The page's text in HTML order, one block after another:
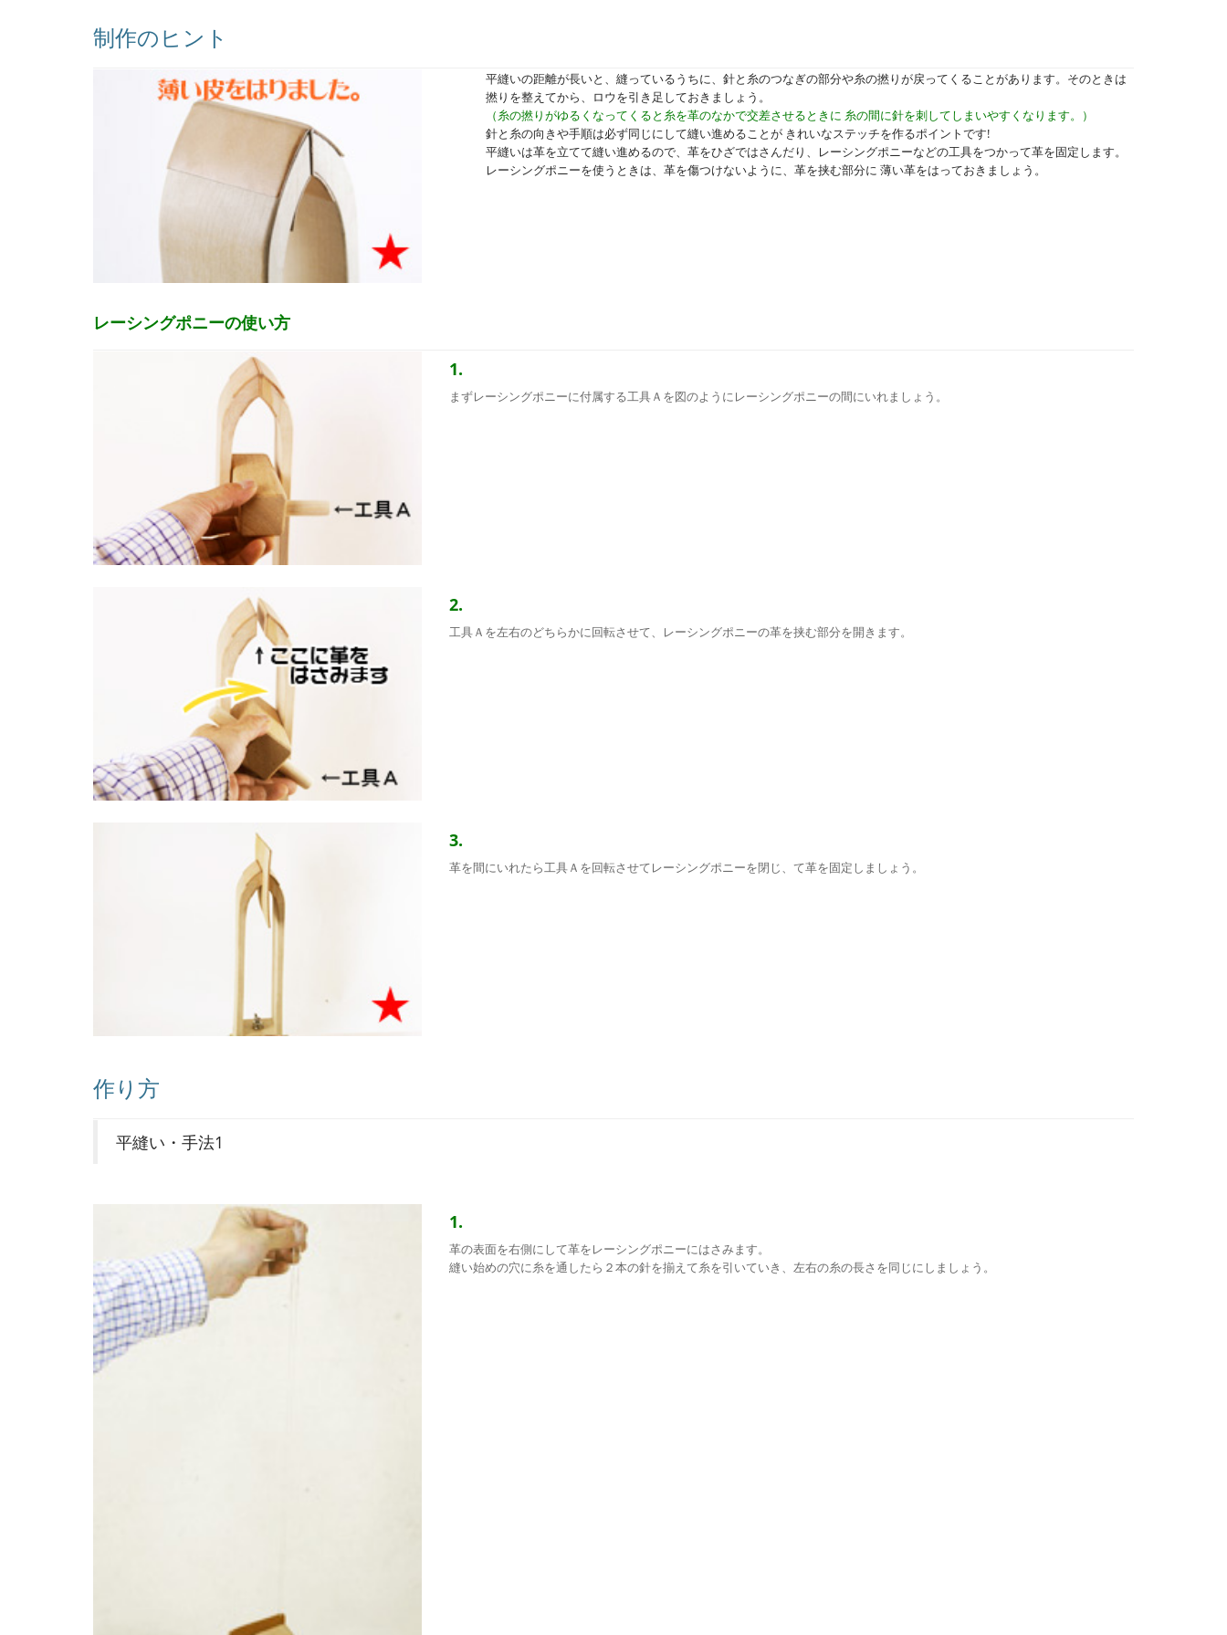
制作のヒント
平縫いの距離が長いと、縫っているうちに、針と糸のつなぎの部分や糸の撚りが戻ってくることがあります。そのときは
撚りを整えてから、ロウを引き足しておきましょう。
（糸の撚りがゆるくなってくると糸を革のなかで交差させるときに 糸の間に針を刺してしまいやすくなります。）
針と糸の向きや手順は必ず同じにして縫い進めることが きれいなステッチを作るポイントです!
平縫いは革を立てて縫い進めるので、革をひざではさんだり、レーシングポニーなどの工具をつかって革を固定します。
レーシングポニーを使うときは、革を傷つけないように、革を挟む部分に 薄い革をはっておきましょう。
レーシングポニーの使い方
1.
まずレーシングポニーに付属する工具Ａを図のようにレーシングポニーの間にいれましょう。
2.
工具Ａを左右のどちらかに回転させて、レーシングポニーの革を挟む部分を開きます。
3.
革を間にいれたら工具Ａを回転させてレーシングポニーを閉じ、て革を固定しましょう。
作り方
平縫い・手法1
1.
革の表面を右側にして革をレーシングポニーにはさみます。
縫い始めの穴に糸を通したら２本の針を揃えて糸を引いていき、左右の糸の長さを同じにしましょう。